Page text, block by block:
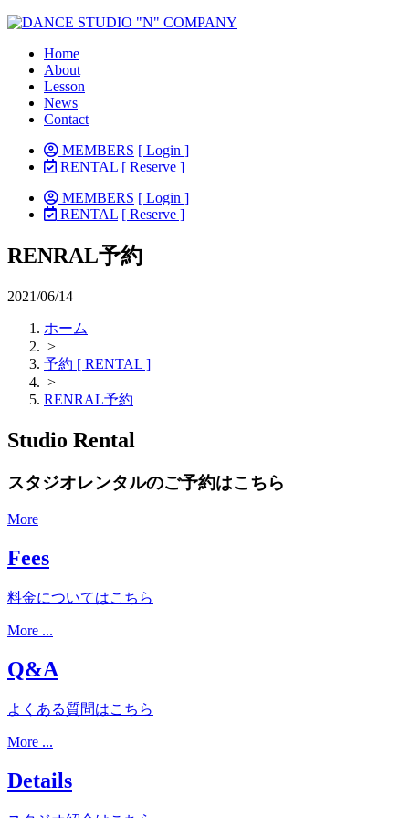
Home
About
Lesson
News
Contact
MEMBERS [ Login ]
RENTAL [ Reserve ]
MEMBERS [ Login ]
RENTAL [ Reserve ]
RENRAL予約
2021/06/14
ホーム
>
予約 [ RENTAL ]
>
RENRAL予約
Studio Rental
スタジオレンタルのご予約はこちら
More
Fees
料金についてはこちら
More ...
Q&A
よくある質問はこちら
More ...
Details